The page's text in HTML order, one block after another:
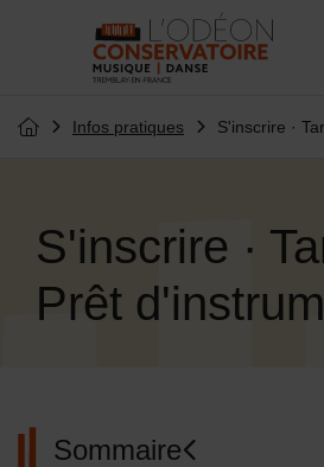
Page d'accueil du site
Infos pratiques S'inscrire ·
S'inscrire ·
Prêt
Sommaire